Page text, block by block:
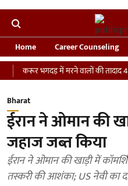
Home Career Counseling
भगदड़ में मरने वालों की तादाद 41 हुई, 65
Bharat
ईरान ने ओमान की
जहाज जब्त किया
ईरान ने ओमान की खाड़ी में
तस्करी की आशंका; US नेवी का